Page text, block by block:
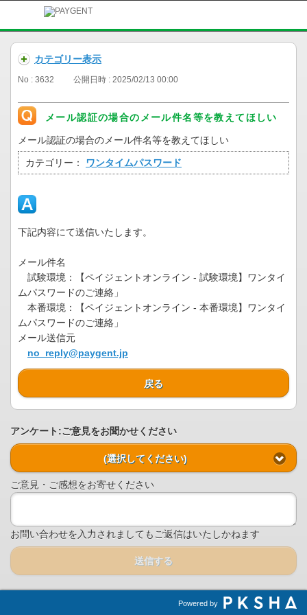
カテゴリー表示
No : 3632 公開日時 : 2025/02/13 00:00
メール認証の場合のメール件名等を教えてほしい
メール認証の場合のメール件名等を教えてほしい
カテゴリー： ワンタイムパスワード
下記内容にて送信いたします。
メール件名
試験環境：【ペイジェントオンライン - 試験環境】ワンタイ
ムパスワードのご連絡」
本番環境：【ペイジェントオンライン - 本番環境】ワンタイ
ムパスワードのご連絡」
メール送信元
no_reply@paygent.jp
戻る
アンケート:ご意見をお聞かせください
(選択してください)
ご意見・ご感想をお寄せください
お問い合わせを入力されましてもご返信はいたしかねます
送信する
Powered by